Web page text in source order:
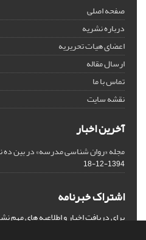
صفحه اصلی
درباره نشریه
اعضای هیات تحریریه
ارسال مقاله
تماس با ما
نقشه سایت
آخرین اخبار
مجله «روان شناسی مدرسه» در بین ده
1394-12-18
اشتراک خبرنامه
برای دریافت اخبار و اطلاعیه های